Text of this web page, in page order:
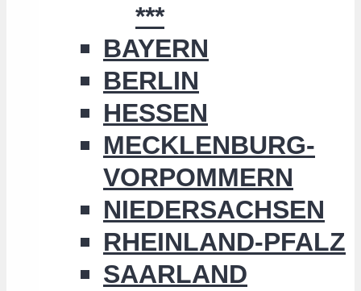
***
BAYERN
BERLIN
HESSEN
MECKLENBURG-
VORPOMMERN
NIEDERSACHSEN
RHEINLAND-PFALZ
SAARLAND